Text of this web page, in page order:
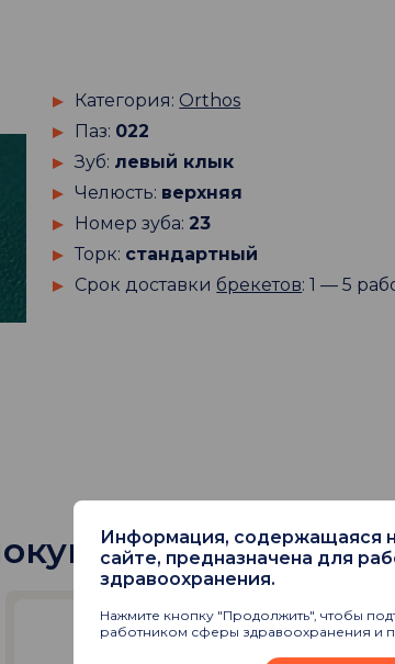
Категория: Orthos
Паз: 022
Зуб: левый клык
Челюсть: верхняя
Номер зуба: 23
Торк: стандартный
Срок доставки брекетов: 1 — 5
Информация, содержащаяся
сайте, предназначена для
здравоохранения.
Нажмите кнопку "Продолжить", чтобы
работником сферы здравоохранения и